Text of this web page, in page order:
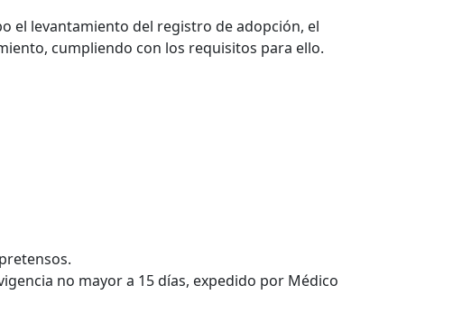
el levantamiento del registro de adopción, el
cumpliendo con los requisitos para ello.
no mayor a 15 días, expedido por Médico